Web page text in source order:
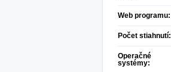
Web programu:
Počet stiahnutí:
Operačné
systémy: